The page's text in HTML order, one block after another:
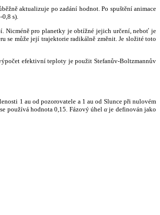
aktualizuje po zadání hodnot. Po spuštění animace
s).
Nicméně pro planetky je obtížné jejich určení, neboť je
se může její trajektorie radikálně změnit. Je složité toto
efektivní teploty je použit Stefanův-Boltzmannův
1 au od pozorovatele a 1 au od Slunce při nulovém
používá hodnota 0,15. Fázový úhelα je definován jako